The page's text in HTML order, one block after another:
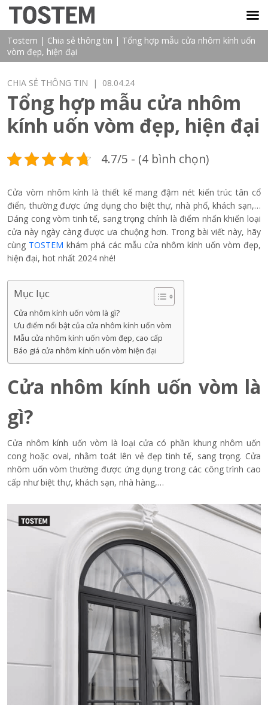
Tostem | Chia sẻ thông tin | Tổng hợp mẫu cửa nhôm kính uốn
vòm đẹp, hiện đại
CHIA SẺ THÔNG TIN | 08.04.24
Tổng hợp mẫu cửa nhôm
kính uốn vòm đẹp, hiện đại
4.7/5 - (4 bình chọn)
Cửa vòm nhôm kính là thiết kế mang đậm nét kiến trúc tân cổ
điển, thường được ứng dụng cho biệt thự, nhà phố, khách sạn,…
Dáng cong vòm tinh tế, sang trọng chính là điểm nhấn khiến loại
cửa này ngày càng được ưa chuộng hơn. Trong bài viết này, hãy
cùng TOSTEM khám phá các mẫu cửa nhôm kính uốn vòm đẹp,
hiện đại, hot nhất 2024 nhé!
Mục lục
Cửa nhôm kính uốn vòm là gì?
Ưu điểm nổi bật của cửa nhôm kính uốn vòm
Mẫu cửa nhôm kính uốn vòm đẹp, cao cấp
Báo giá cửa nhôm kính uốn vòm hiện đại
Cửa nhôm kính uốn vòm là
gì?
Cửa nhôm kính uốn vòm là loại cửa có phần khung nhôm uốn
cong hoặc oval, nhằm toát lên vẻ đẹp tinh tế, sang trọng. Cửa
nhôm uốn vòm thường được ứng dụng trong các công trình cao
cấp như biệt thự, khách sạn, nhà hàng,…
TOSTEM VIỆT NAM